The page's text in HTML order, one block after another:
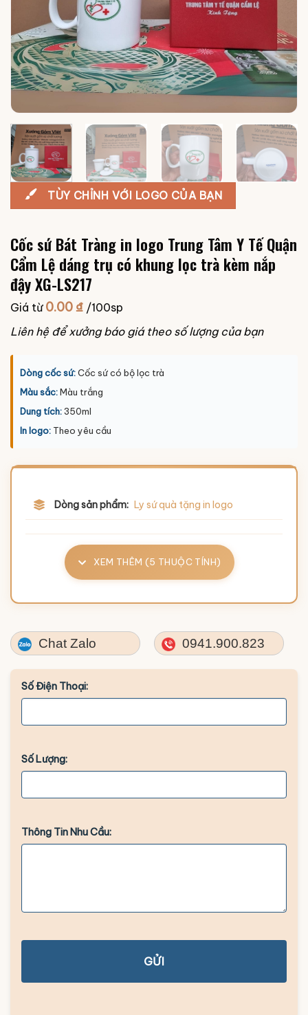
TÙY CHỈNH VỚI LOGO CỦA BẠN
Cốc sứ Bát Tràng in logo Trung Tâm Y Tế Quận
Cẩm Lệ dáng trụ có khung lọc trà kèm nắp
đậy XG-LS217
Giá từ 0.00₫ /100sp
Liên hệ để xưởng báo giá theo số lượng của bạn
Dòng cốc sứ:Cốc sứ có bộ lọc trà
Màu sắc:Màu trắng
Dung tích:350ml
In logo: Theo yêu cầu
Dòng sản phẩm: Ly sứ quà tặng in logo
XEM THÊM (5 THUỘC TÍNH)
Chat Zalo 0941.900.823
Số Điện Thoại:
Số Lượng:
Thông Tin Nhu Cầu:
GỬI